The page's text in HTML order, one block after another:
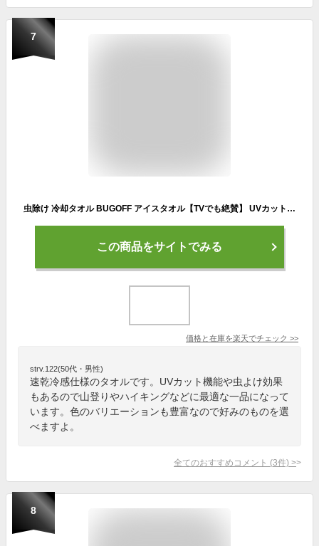
7
虫除け 冷却タオル BUGOFF アイスタオル【TVでも絶賛】 UVカット 虫よけ 速乾 冷感 レジャー アウトドア 公園 海水浴 プール 防虫 おでかけ ガーデニング 旅行 冷却 夏休み タオル uv 登山 ひんやり 夏 熱中症 暑さ対策 バグオフ|アイスタオル 汗拭きタオル フェイスタオル
この商品をサイトでみる
価格と在庫を楽天でチェック >>
strv.122(50代・男性)
速乾冷感仕様のタオルです。UVカット機能や虫よけ効果
もあるので山登りやハイキングなどに最適な一品になって
います。色のバリエーションも豊富なので好みのものを選
べますよ。
全てのおすすめコメント (3件) >
8